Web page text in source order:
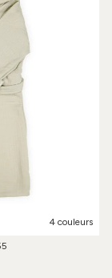
4 couleurs